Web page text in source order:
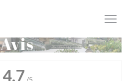
Avis
4.7 /5